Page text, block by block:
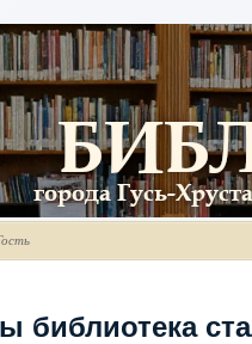
библиотека